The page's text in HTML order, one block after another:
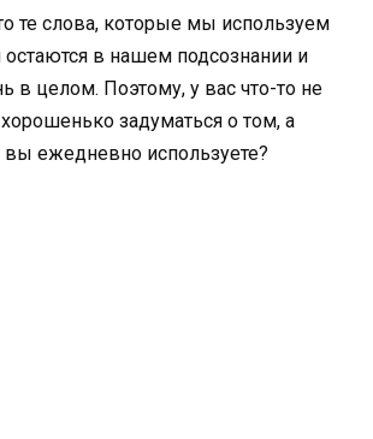
те слова, которые мы используем
остаются в нашем подсознании и
в целом. Поэтому, у вас что-то не
хорошенько задуматься о том, а
ежедневно используете?